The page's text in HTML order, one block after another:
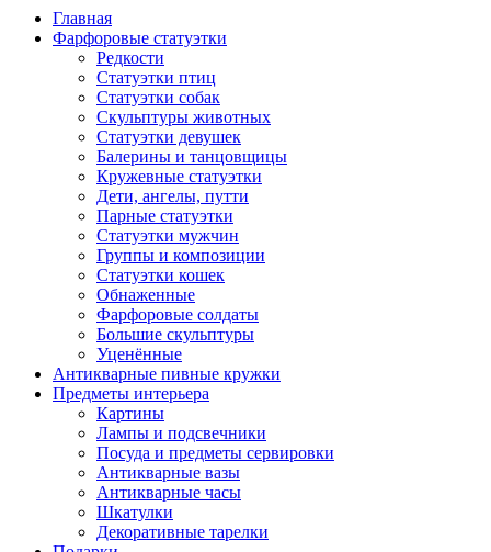
Главная
Фарфоровые статуэтки
Редкости
Cтатуэтки птиц
Cтатуэтки собак
Скульптуры животных
Статуэтки девушек
Балерины и танцовщицы
Кружевные статуэтки
Дети, ангелы, путти
Парные статуэтки
Статуэтки мужчин
Группы и композиции
Статуэтки кошек
Обнаженные
Фарфоровые солдаты
Большие скульптуры
Уценённые
Антикварные пивные кружки
Предметы интерьера
Картины
Лампы и подсвечники
Посуда и предметы сервировки
Антикварные вазы
Антикварные часы
Шкатулки
Декоративные тарелки